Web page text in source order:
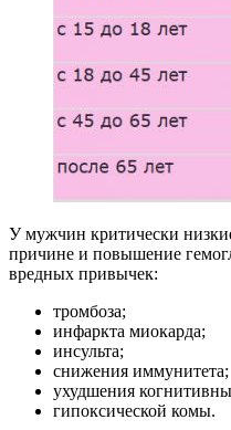
У мужчин критически
причине и повышение
вредных привычек:
тромбоза;
инфаркта миокарда;
инсульта;
снижения иммунитета;
ухудшения
гипоксической комы.